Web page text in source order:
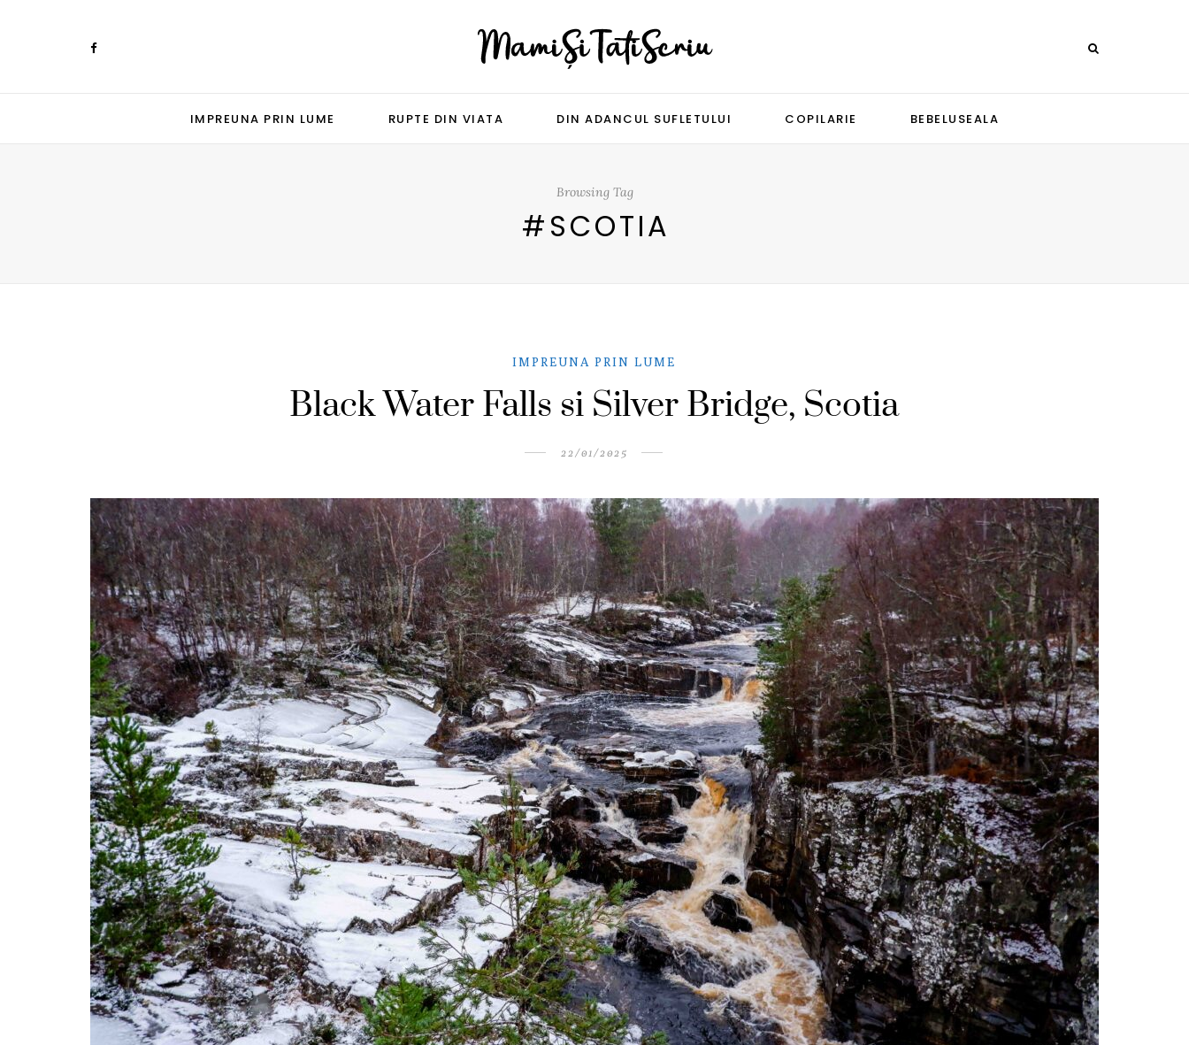
IMPREUNA PRIN LUME RUPTE DIN VIATA DIN ADANCUL SUFLETULUI COPILARIE BEBELUSEALA
Browsing Tag
#SCOTIA
IMPREUNA PRIN LUME
Black Water Falls si Silver Bridge, Scotia
22/01/2025